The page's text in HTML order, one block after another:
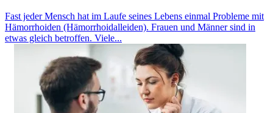
Fast jeder Mensch hat im Laufe seines Lebens einmal Probleme mit
Hämorrhoiden (Hämorrhoidalleiden). Frauen und Männer sind in
etwas gleich betroffen. Viele...